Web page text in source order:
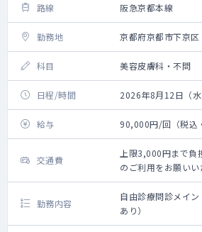
路線 阪急京都本線
勤務地 京都府京都市下京区
科目 美容皮膚科・不問
日程/時間 2026年8月12日（
給与 90,000円/回（税込
交通費
上限3,000円まで負
のご利用をお願い
クシー利用要相談
勤務内容
自由診療問診メイ
あり）